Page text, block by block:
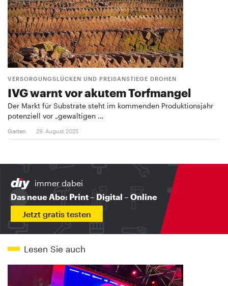
VERSORGUNGSLÜCKEN UND PREISANSTIEGE DROHEN
IVG warnt vor akutem Torfmangel
Der Markt für Substrate steht im kommenden Produktionsjahr
potenziell vor „gewaltigen …
Garten 29. August 2025
immer dabei
Das neue Abo: Print – Digital – Online
Jetzt gratis testen
Lesen Sie auch